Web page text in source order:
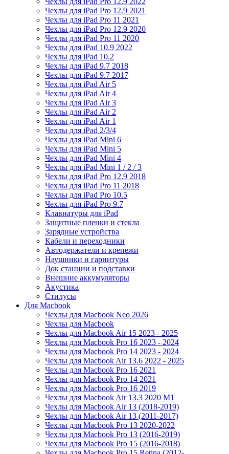
Чехлы для iPad Pro 12.9 2021
Чехлы для iPad Pro 11 2021
Чехлы для iPad Pro 12.9 2020
Чехлы для iPad Pro 11 2020
Чехлы для iPad 10.9 2022
Чехлы для iPad 10.2
Чехлы для iPad 9.7 2018
Чехлы для iPad 9.7 2017
Чехлы для iPad Air 5
Чехлы для iPad Air 4
Чехлы для iPad Air 3
Чехлы для iPad Air 2
Чехлы для iPad Air 1
Чехлы для iPad 2/3/4
Чехлы для iPad Mini 6
Чехлы для iPad Mini 5
Чехлы для iPad Mini 4
Чехлы для iPad Mini 1 / 2 / 3
Чехлы для iPad Pro 12.9 2018
Чехлы для iPad Pro 11 2018
Чехлы для iPad Pro 10.5
Чехлы для iPad Pro 9.7
Клавиатуры для iPad
Защитные пленки и стекла
Зарядные устройства
Кабели и переходники
Автодержатели и крепежи
Наушники и гарнитуры
Док станции и подставки
Внешние аккумуляторы
Акустика
Стилусы
Для Macbook
Чехлы для Macbook Neo 2026
Чехлы для Macbook
Чехлы для Macbook Air 15 2023 - 2025
Чехлы для Macbook Pro 16 2023 - 2024
Чехлы для Macbook Pro 14 2023 - 2024
Чехлы для Macbook Air 13.6 2022 - 2025
Чехлы для Macbook Pro 16 2021
Чехлы для Macbook Pro 14 2021
Чехлы для Macbook Pro 16 2019
Чехлы для Macbook Air 13.3 2020 M1
Чехлы для Macbook Air 13 (2018-2019)
Чехлы для Macbook Air 13 (2011-2017)
Чехлы для Macbook Pro 13 2020-2022
Чехлы для Macbook Pro 13 (2016-2019)
Чехлы для Macbook Pro 15 (2016-2018)